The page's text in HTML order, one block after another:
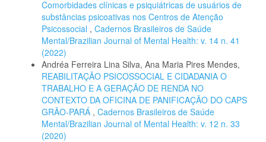
Comorbidades clínicas e psiquiátricas de usuários de
substâncias psicoativas nos Centros de Atenção
Psicossocial , Cadernos Brasileiros de Saúde
Mental/Brazilian Journal of Mental Health: v. 14 n. 41
(2022)
Andréa Ferreira Lina Silva, Ana Maria Pires Mendes,
REABILITAÇÃO PSICOSSOCIAL E CIDADANIA O
TRABALHO E A GERAÇÃO DE RENDA NO
CONTEXTO DA OFICINA DE PANIFICAÇÃO DO CAPS
GRÃO-PARÁ , Cadernos Brasileiros de Saúde
Mental/Brazilian Journal of Mental Health: v. 12 n. 33
(2020)